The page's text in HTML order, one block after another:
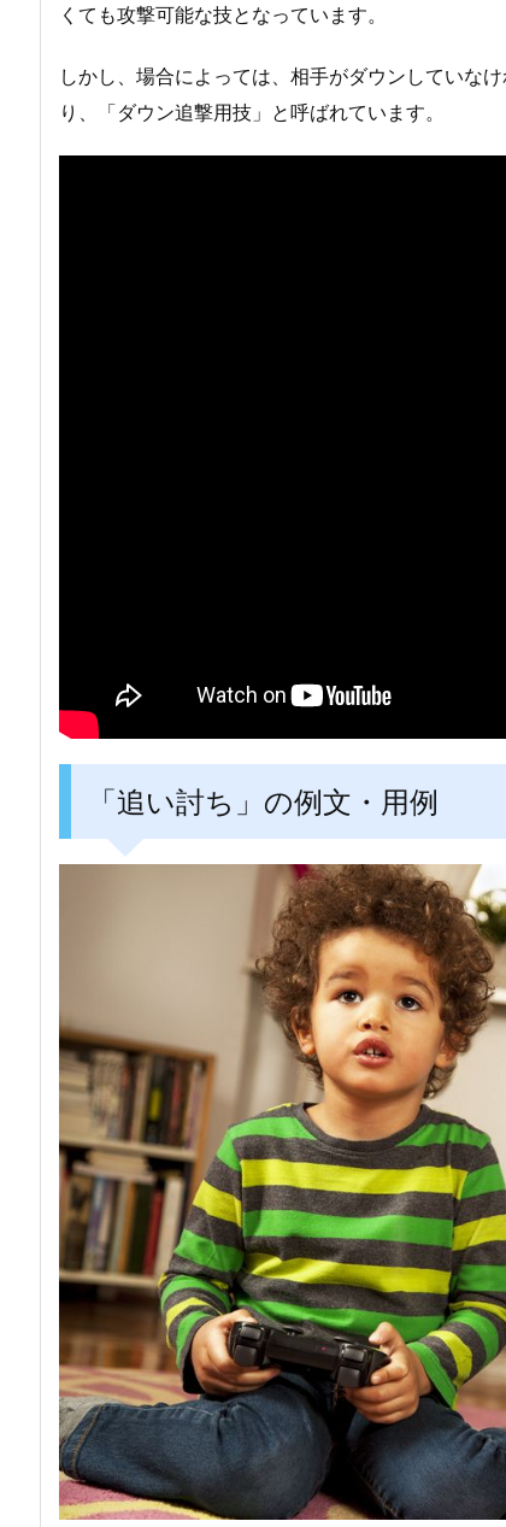
くても攻撃可能な技となっています。
しかし、場合によっては、相手がダウンしていな
り、「ダウン追撃用技」と呼ばれています。
「追い討ち」の例文・用例